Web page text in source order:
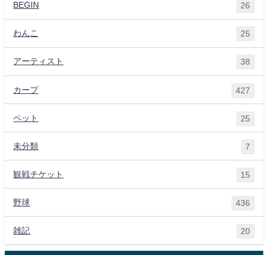
BEGIN 26
わんこ 25
アーティスト 38
カープ 427
ペット 25
未分類 7
観戦チケット 15
野球 436
雑記 20